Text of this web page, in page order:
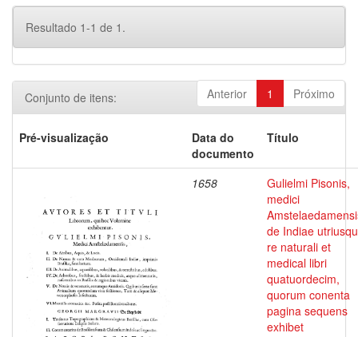
Resultado 1-1 de 1.
Anterior 1 Próximo
Conjunto de itens:
Pré-visualização
Data do
documento
Título
1658
Gulielmi Pisonis,
medici
de Indiae
re naturali et
medical libri
quatuordecim,
quorum conenta
pagina sequens
exhibet